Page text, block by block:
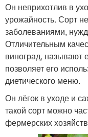
Он неприхотлив в
урожайность. Сорт
заболеваниями,
Отличительным
виноград, называют
позволяет его
диетического меню.
Он лёгок в уходе и
такой сорт можно
фермерских